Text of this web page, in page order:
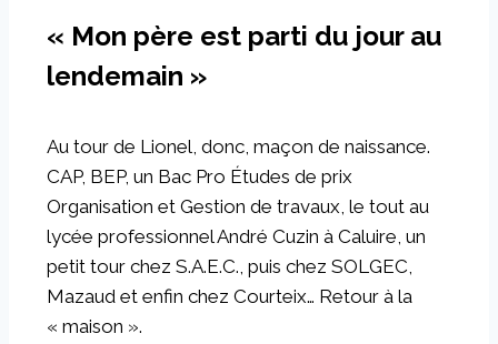
« Mon père est parti du jour au
lendemain »
Au tour de Lionel, donc, maçon de naissance.
CAP, BEP, un Bac Pro Études de prix
Organisation et Gestion de travaux, le tout au
lycée professionnel André Cuzin à Caluire, un
petit tour chez S.A.E.C., puis chez SOLGEC,
Mazaud et enfin chez Courteix… Retour à la
« maison ».